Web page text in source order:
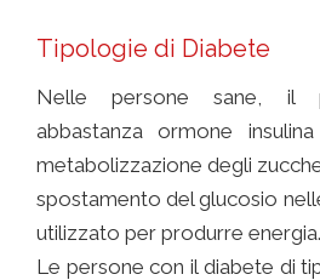
Tipologie di Diabete
Nelle persone sane, il
abbastanza ormone
metabolizzazione degli
spostamento del glucosio
utilizzato per produrre energia.
Le persone con il diabete di